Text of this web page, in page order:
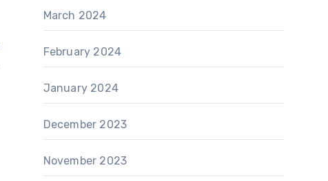
March 2024
February 2024
January 2024
December 2023
November 2023